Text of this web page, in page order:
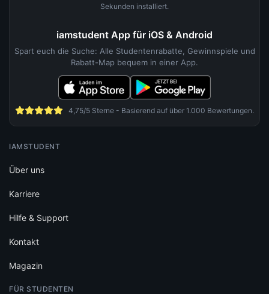
Sekunden installiert.
iamstudent App für iOS & Android
Spart euch die Suche: Alle Studentenrabatte, Gewinnspiele und
Rabatt-Map bequem in einer App.
4,75/5 Sterne - Basierend auf über 1.000 Bewertungen.
IAMSTUDENT
Über uns
Karriere
Hilfe & Support
Kontakt
Magazin
FÜR STUDENTEN